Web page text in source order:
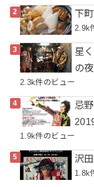
下
2.9k
星
の
2.3k件のビュー
忌
1.9k件のビュー
沢
1.8k